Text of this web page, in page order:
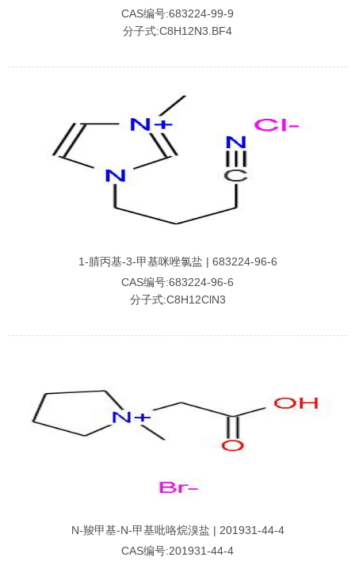
CAS编号:683224-99-9
分子式:C8H12N3.BF4
1-腈丙基-3-甲基咪唑氯盐 | 683224-96-6
CAS编号:683224-96-6
分子式:C8H12ClN3
N-羧甲基-N-甲基吡咯烷溴盐 | 201931-44-4
CAS编号:201931-44-4